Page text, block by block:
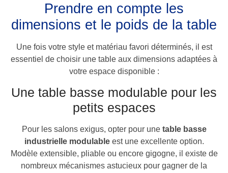
Prendre en compte les
dimensions et le poids de la table
Une fois votre style et matériau favori déterminés, il est
essentiel de choisir une table aux dimensions adaptées à
votre espace disponible :
Une table basse modulable pour les
petits espaces
Pour les salons exigus, opter pour une table basse
industrielle modulableest une excellente option.
Modèle extensible, pliable ou encore gigogne, il existe de
nombreux mécanismes astucieux pour gagner de la